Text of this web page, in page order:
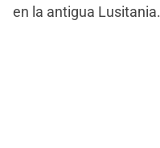
en la antigua Lusitania.